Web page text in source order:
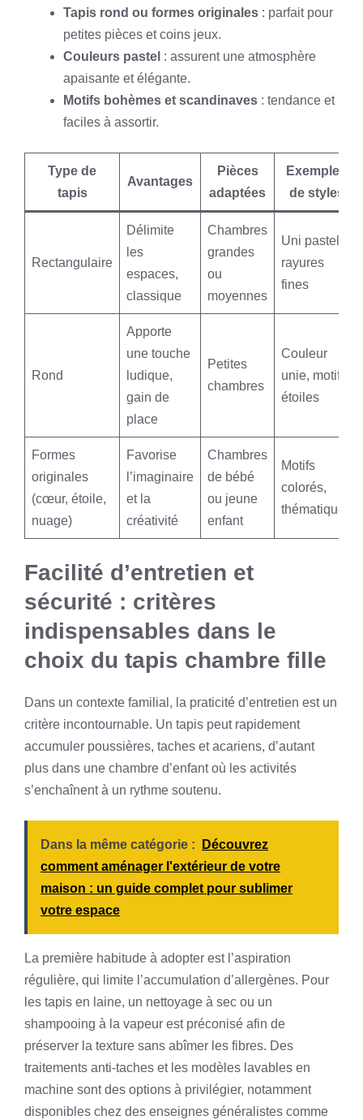
Tapis rond ou formes originales : parfait pour
petites pièces et coins jeux.
Couleurs pastel : assurent une atmosphère
apaisante et élégante.
Motifs bohèmes et scandinaves : tendance et
faciles à assortir.
Type de
tapis
Avantages
Pièces
adaptées
Exemples
de styles
Rectangulaire
Délimite
les
espaces,
classique
Chambres
grandes
ou
moyennes
Uni pastel,
rayures
fines
Rond
Apporte
une touche
ludique,
gain de
place
Petites
chambres
Couleur
unie, motifs
étoiles
Formes
originales
(cœur, étoile,
nuage)
Favorise
l’imaginaire
et la
créativité
Chambres
de bébé
ou jeune
enfant
Motifs
colorés,
thématiques
Facilité d’entretien et
sécurité : critères
indispensables dans le
choix du tapis chambre fille
Dans un contexte familial, la praticité d’entretien est un
critère incontournable. Un tapis peut rapidement
accumuler poussières, taches et acariens, d’autant
plus dans une chambre d’enfant où les activités
s’enchaînent à un rythme soutenu.
Dans la même catégorie :
Découvrez
comment aménager l'extérieur de votre
maison : un guide complet pour sublimer
votre espace
La première habitude à adopter est l’aspiration
régulière, qui limite l’accumulation d’allergènes. Pour
les tapis en laine, un nettoyage à sec ou un
shampooing à la vapeur est préconisé afin de
préserver la texture sans abîmer les fibres. Des
traitements anti-taches et les modèles lavables en
machine sont des options à privilégier, notamment
disponibles chez des enseignes généralistes comme